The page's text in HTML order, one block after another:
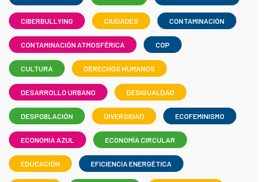
CIBERBULLYING CIUDADES CONTAMINACIÓN
CONTAMINACIÓN ATMOSFÉRICA COP
CULTURA DERECHOS HUMANOS
DESARROLLO URBANO DESIGUALDAD
DESPOBLACIÓN DIVERSIDAD ECOFEMINISMO
ECONOMIA AZUL ECONOMÍA CIRCULAR
EDUCACIÓN EFICIENCIA ENERGÉTICA